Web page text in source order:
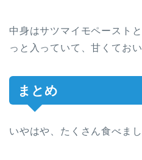
中身はサツマイモペースト
っと入っていて、甘くてお
まとめ
いやはや、たくさん食べまし